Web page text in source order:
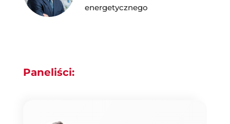
energetycznego
Paneliści: